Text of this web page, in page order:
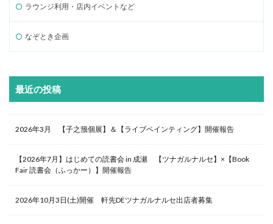
ラウンジ利用・店内イベントなど
なぞとき企画
最近の投稿
2026年3月 【子之籏個展】＆【ライブペインティング】開催報告
【2026年7月】はじめての読書会 in 成瀬 【ツナガルナルセ】×【Book
Fair 読書会（ふっかー）】開催報告
2026年10月3日(土)開催 軒先DEツナガルナルセ出店者募集